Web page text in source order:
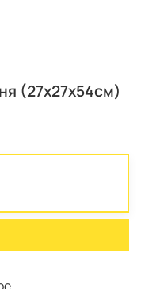
(27х27х54см)